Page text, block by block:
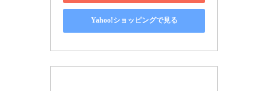
Yahoo!ショッピングで見る